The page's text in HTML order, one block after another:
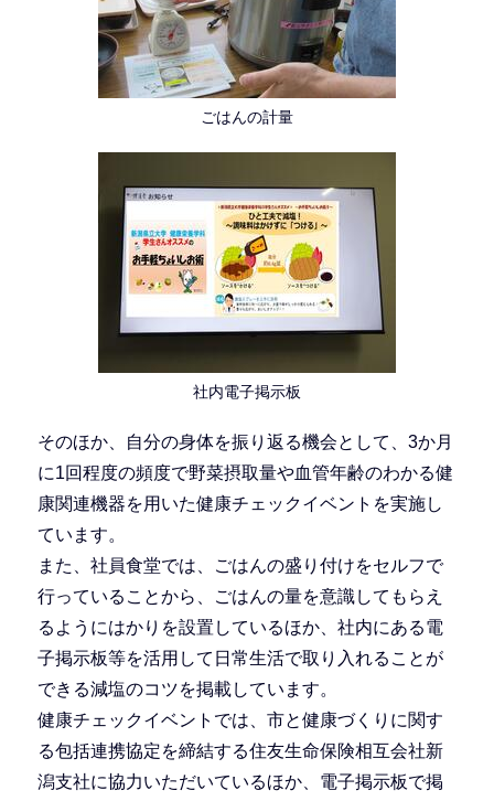
ごはんの計量
社内電子掲示板
そのほか、自分の身体を振り返る機会として、3か月
に1回程度の頻度で野菜摂取量や血管年齢のわかる健
康関連機器を用いた健康チェックイベントを実施し
ています。
また、社員食堂では、ごはんの盛り付けをセルフで
行っていることから、ごはんの量を意識してもらえ
るようにはかりを設置しているほか、社内にある電
子掲示板等を活用して日常生活で取り入れることが
できる減塩のコツを掲載しています。
健康チェックイベントでは、市と健康づくりに関す
る包括連携協定を締結する住友生命保険相互会社新
潟支社に協力いただいているほか、電子掲示板で掲